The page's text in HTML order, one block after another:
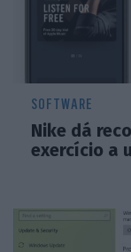
SOFTWARE
Nike dá
exercício a